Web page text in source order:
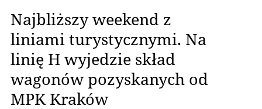
Najbliższy weekend z
liniami turystycznymi. Na
linię H wyjedzie skład
wagonów pozyskanych od
MPK Kraków